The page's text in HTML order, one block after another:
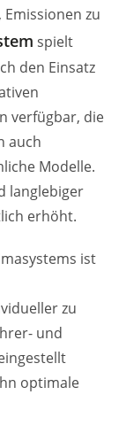
zu
spielt
den Einsatz
verfügbar, die
auch
Modelle.
langlebiger
erhöht.
ist
zu
und
optimale